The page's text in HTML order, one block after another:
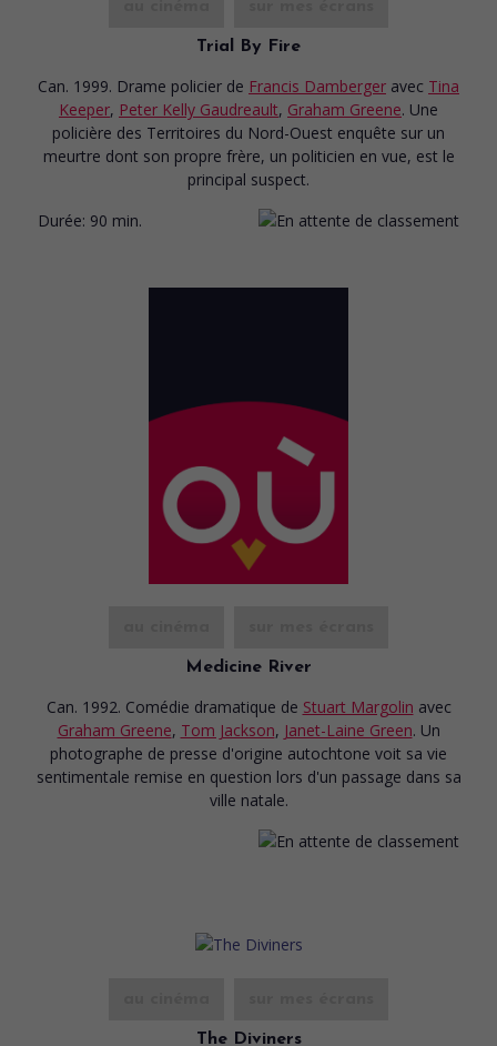
Trial By Fire
Can. 1999. Drame policier de Francis Damberger avec Tina
Keeper, Peter Kelly Gaudreault, Graham Greene. Une
policière des Territoires du Nord-Ouest enquête sur un
meurtre dont son propre frère, un politicien en vue, est le
principal suspect.
Durée: 90 min.
Medicine River
Can. 1992. Comédie dramatique de Stuart Margolin avec
Graham Greene, Tom Jackson, Janet-Laine Green. Un
photographe de presse d'origine autochtone voit sa vie
sentimentale remise en question lors d'un passage dans sa
ville natale.
The Diviners